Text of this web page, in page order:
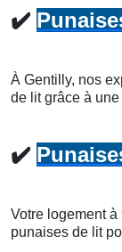
✔️
À Gentilly, nos
de lit grâce à
✔️
Votre logement à
punaises de lit